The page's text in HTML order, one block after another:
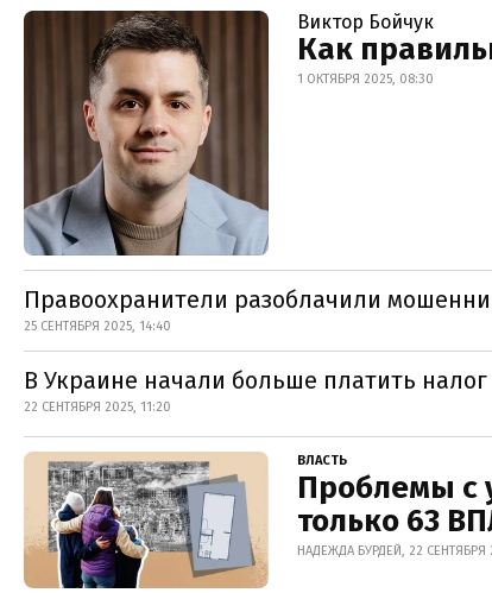
Виктор Бойчук
Как
1 ОКТЯБРЯ 2025, 08:30
Правоохранители разоблачили
25 СЕНТЯБРЯ 2025, 14:40
В Украине начали больше платить
22 СЕНТЯБРЯ 2025, 11:20
ВЛАСТЬ
Проблемы с
только 63
НАДЕЖДА БУРДЕЙ, 22 СЕНТЯБРЯ